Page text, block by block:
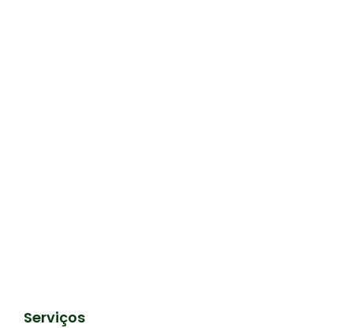
Serviços